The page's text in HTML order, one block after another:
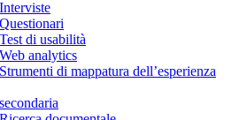
di usabilità
analytics
di mappatura dell’esperienza